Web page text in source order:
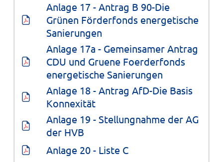
Anlage 17 - Antrag B 90-Die
Grünen Förderfonds energetische
Sanierungen
Anlage 17a - Gemeinsamer Antrag
CDU und Gruene Foerderfonds
energetische Sanierungen
Anlage 18 - Antrag AfD-Die Basis
Konnexität
Anlage 19 - Stellungnahme der AG
der HVB
Anlage 20 - Liste C